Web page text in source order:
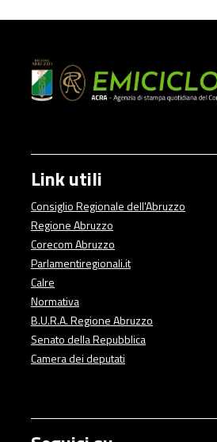
Link utili
Consiglio Regionale dell'Abruzzo
Regione Abruzzo
Corecom Abruzzo
Parlamentiregionali.it
Calre
Normativa
B.U.R.A. Regione Abruzzo
Senato della Repubblica
Camera dei deputati